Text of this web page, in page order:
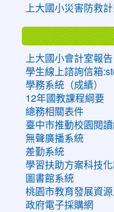
上大國小災害防救
上大國小會計室報告
學生線上諮詢信箱
學務系統（成績）
12年國教課程綱要
總務相關表件
臺中市推動校園閱
無聲廣播系統
差勤系統
學習扶助方案科技
圖書館系統
桃園市教育發展資
政府電子採購網